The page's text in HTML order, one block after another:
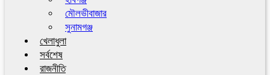
মৌলভীবাজার
সুনামগঞ্জ
খেলাধুলা
সর্বশেষ
রাজনীতি